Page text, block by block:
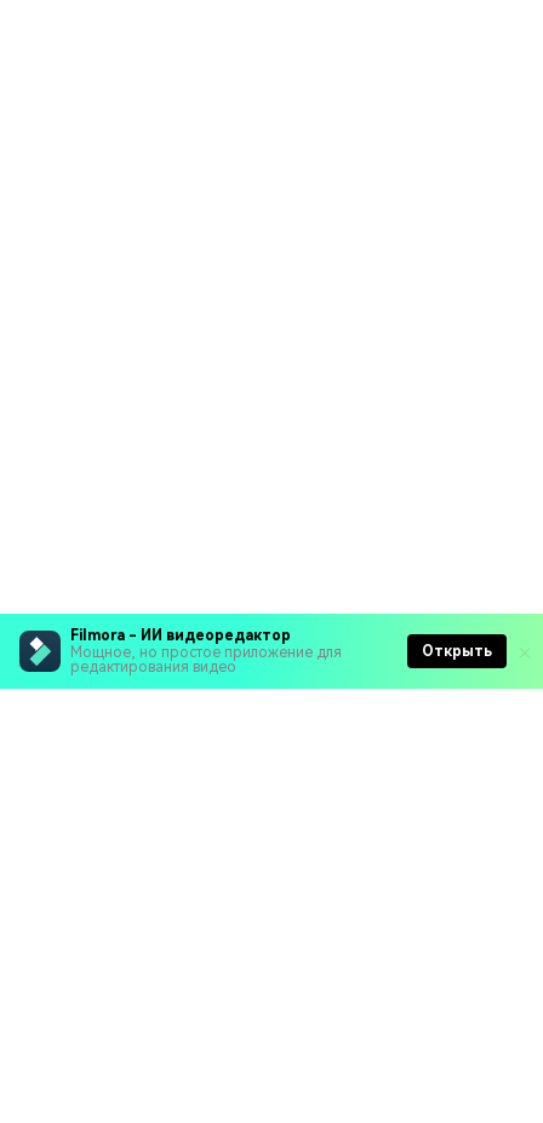
Filmora - ИИ видеоредактор
Мощное, но простое приложение для
редактирования видео
Открыть